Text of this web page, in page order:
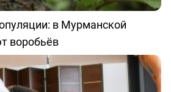
в Мурманской
воробьёв